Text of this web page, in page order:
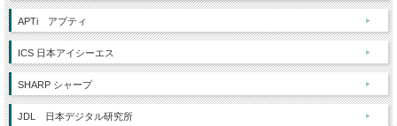
APTi アプティ
ICS 日本アイシーエス
SHARP シャープ
JDL 日本デジタル研究所